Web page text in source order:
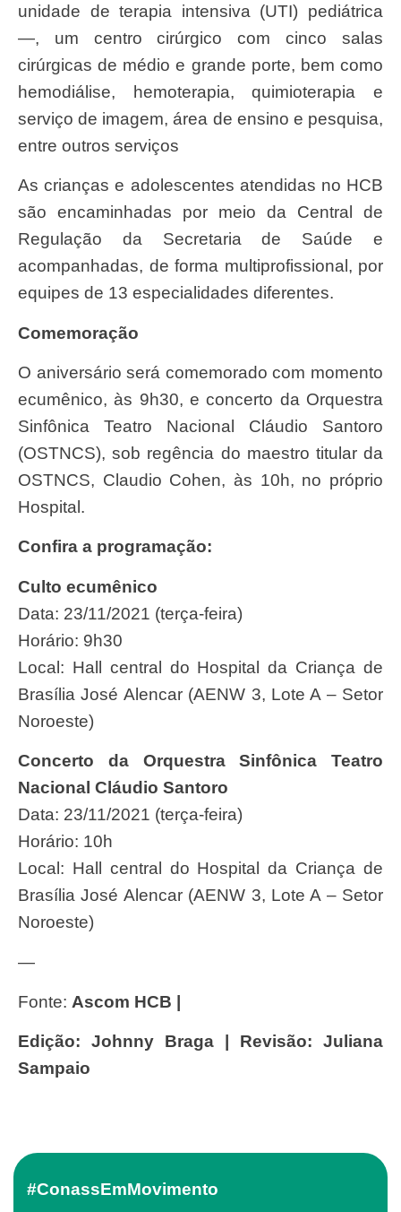
unidade de terapia intensiva (UTI) pediátrica
—, um centro cirúrgico com cinco salas
cirúrgicas de médio e grande porte, bem como
hemodiálise, hemoterapia, quimioterapia e
serviço de imagem, área de ensino e pesquisa,
entre outros serviços
As crianças e adolescentes atendidas no HCB
são encaminhadas por meio da Central de
Regulação da Secretaria de Saúde e
acompanhadas, de forma multiprofissional, por
equipes de 13 especialidades diferentes.
Comemoração
O aniversário será comemorado com momento
ecumênico, às 9h30, e concerto da Orquestra
Sinfônica Teatro Nacional Cláudio Santoro
(OSTNCS), sob regência do maestro titular da
OSTNCS, Claudio Cohen, às 10h, no próprio
Hospital.
Confira a programação:
Culto ecumênico
Data: 23/11/2021 (terça-feira)
Horário: 9h30
Local: Hall central do Hospital da Criança de
Brasília José Alencar (AENW 3, Lote A – Setor
Noroeste)
Concerto da Orquestra Sinfônica Teatro
Nacional Cláudio Santoro
Data: 23/11/2021 (terça-feira)
Horário: 10h
Local: Hall central do Hospital da Criança de
Brasília José Alencar (AENW 3, Lote A – Setor
Noroeste)
—
Fonte: Ascom HCB |
Edição: Johnny Braga | Revisão: Juliana
Sampaio
#ConassEmMovimento